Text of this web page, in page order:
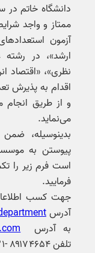
ممتاز و واجد
آزمون
ارشد»، در رشته
نظری»، «اقتصاد
اقدام به پذیرش
و از طریق
می‌نماید.
بدینوسیله،
پیوستن به
است فرم زیر را
فرمایید.
جهت کسب
آدرس
به آدرس
تلفن‌ ۸۹۱۷۴۶۵۴ -۰۲۱ با ما تماس بگیرید.